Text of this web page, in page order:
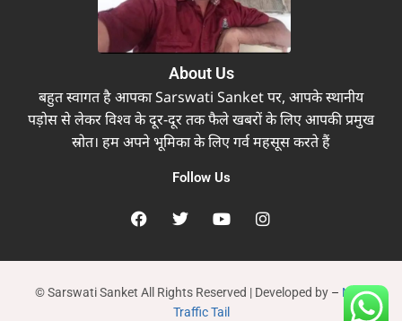
About Us
बहुत स्वागत है आपका Sarswati Sanket पर, आपके स्थानीय
पड़ोस से लेकर विश्व के दूर-दूर तक फैले खबरों के लिए आपकी प्रमुख
स्रोत। हम अपने भूमिका के लिए गर्व महसूस करते हैं
Follow Us
© Sarswati Sanket All Rights Reserved | Developed by – New
Traffic Tail